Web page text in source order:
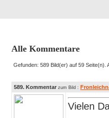
Alle Kommentare
Gefunden: 589 Bild(er) auf 59 Seite(n).
589. Kommentar zum Bild :
Vielen